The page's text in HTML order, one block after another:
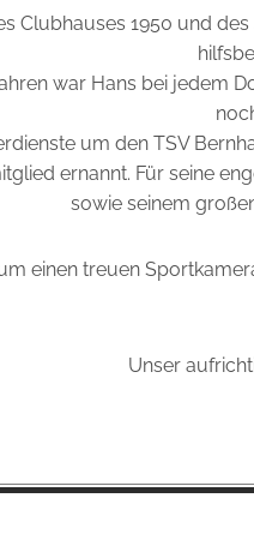
Clubhauses 1950 und
war Hans bei jedem
um den TSV
ernannt. Für seine
sowie seinem
einen treuen
Unser